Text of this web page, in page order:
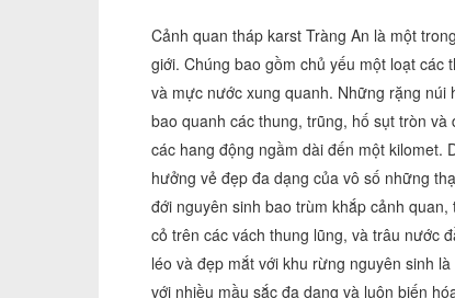
Cảnh quan tháp karst Tràng An là một
giới. Chúng bao gồm chủ yếu một loạt
và mực nước xung quanh. Những rặng
bao quanh các thung, trũng, hố sụt tròn
các hang động ngầm dài đến một kilomet.
hưởng vẻ đẹp đa dạng của vô số những
đới nguyên sinh bao trùm khắp cảnh
cỏ trên các vách thung lũng, và trâu nước
léo và đẹp mắt với khu rừng nguyên sinh
với nhiều mầu sắc đa dạng và luôn biến